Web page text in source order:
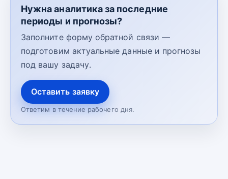
Нужна аналитика за последние
периоды и прогнозы?
Заполните форму обратной связи —
подготовим актуальные данные и прогнозы
под вашу задачу.
Оставить заявку
Ответим в течение рабочего дня.